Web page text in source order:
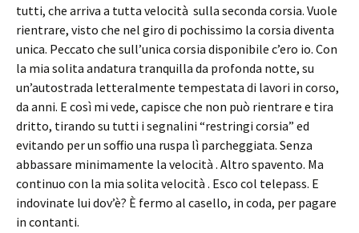
tutti, che arriva a tutta velocità sulla seconda corsia. Vuole
rientrare, visto che nel giro di pochissimo la corsia diventa
unica. Peccato che sull’unica corsia disponibile c’ero io. Con
la mia solita andatura tranquilla da profonda notte, su
un’autostrada letteralmente tempestata di lavori in corso,
da anni. E così mi vede, capisce che non può rientrare e tira
dritto, tirando su tutti i segnalini “restringi corsia” ed
evitando per un soffio una ruspa lì parcheggiata. Senza
abbassare minimamente la velocità . Altro spavento. Ma
continuo con la mia solita velocità . Esco col telepass. E
indovinate lui dov’è? È fermo al casello, in coda, per pagare
in contanti.